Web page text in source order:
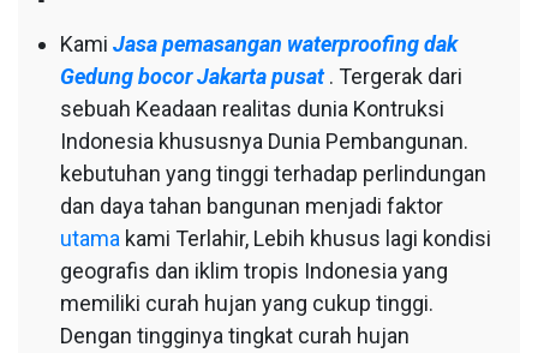
Kami Jasa pemasangan waterproofing dak
Gedung bocor Jakarta pusat. Tergerak dari
sebuah Keadaan realitas dunia Kontruksi
Indonesia khususnya Dunia Pembangunan.
kebutuhan yang tinggi terhadap perlindungan
dan daya tahan bangunan menjadi faktor
utama kami Terlahir, Lebih khusus lagi kondisi
geografis dan iklim tropis Indonesia yang
memiliki curah hujan yang cukup tinggi.
Dengan tingginya tingkat curah hujan